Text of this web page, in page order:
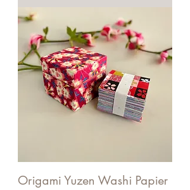
Origami Yuzen Washi Papier